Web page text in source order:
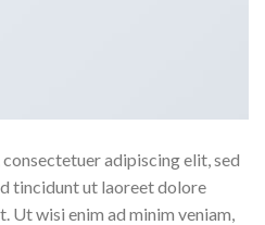
adipiscing elit, sed
tincidunt ut laoreet dolore
Ut wisi enim ad minim veniam,